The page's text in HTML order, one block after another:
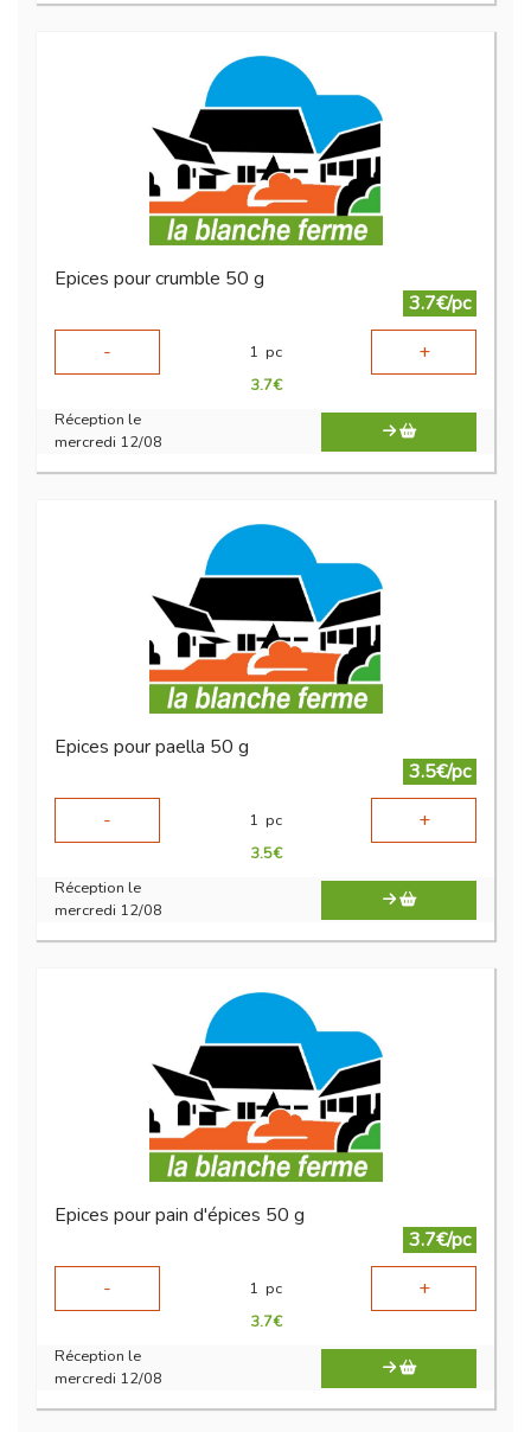
Epices pour crumble 50 g
3.7€/pc
-
1 pc +
3.7€
Réception le
mercredi 12/08
Epices pour paella 50 g
3.5€/pc
-
1 pc +
3.5€
Réception le
mercredi 12/08
Epices pour pain d'épices 50 g
3.7€/pc
-
1 pc +
3.7€
Réception le
mercredi 12/08